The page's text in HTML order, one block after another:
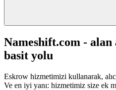
Nameshift.com - alan
basit yolu
Eskrow hizmetimizi kullanarak,
Ve en iyi yanı: hizmetimiz size ek